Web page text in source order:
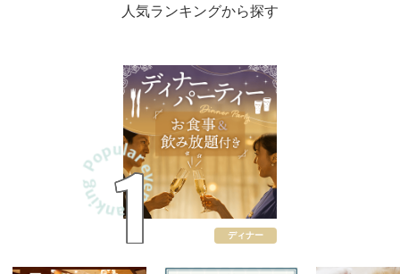
人気ランキングから探す
ディナー